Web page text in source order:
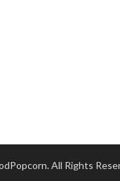
All Rights